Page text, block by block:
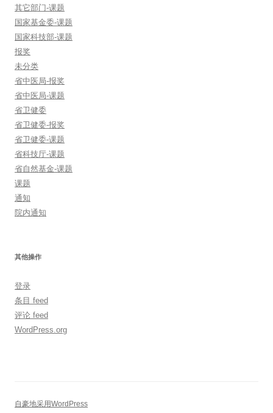
其它部门-课题
国家基金委-课题
国家科技部-课题
报奖
未分类
省中医局-报奖
省中医局-课题
省卫健委
省卫健委-报奖
省卫健委-课题
省科技厅-课题
省自然基金-课题
课题
通知
院内通知
其他操作
登录
条目 feed
评论 feed
WordPress.org
自豪地采用WordPress